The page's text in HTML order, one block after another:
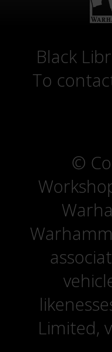
Black
To
©
Limited,